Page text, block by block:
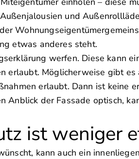
und
etwas anderes steht.
werfen. Diese kann
erlaubt. Möglicherweise gibt
erlaubt. Dann ist keine
der Fassade optisch,
ist weniger
kann auch ein